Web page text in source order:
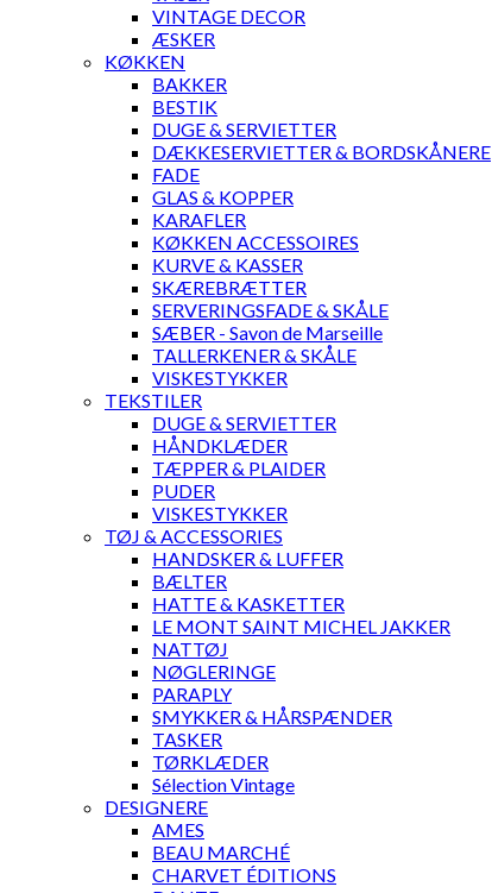
VINTAGE DECOR
ÆSKER
KØKKEN
BAKKER
BESTIK
DUGE & SERVIETTER
DÆKKESERVIETTER & BORDSKÅNERE
FADE
GLAS & KOPPER
KARAFLER
KØKKEN ACCESSOIRES
KURVE & KASSER
SKÆREBRÆTTER
SERVERINGSFADE & SKÅLE
SÆBER - Savon de Marseille
TALLERKENER & SKÅLE
VISKESTYKKER
TEKSTILER
DUGE & SERVIETTER
HÅNDKLÆDER
TÆPPER & PLAIDER
PUDER
VISKESTYKKER
TØJ & ACCESSORIES
HANDSKER & LUFFER
BÆLTER
HATTE & KASKETTER
LE MONT SAINT MICHEL JAKKER
NATTØJ
NØGLERINGE
PARAPLY
SMYKKER & HÅRSPÆNDER
TASKER
TØRKLÆDER
Sélection Vintage
DESIGNERE
AMES
BEAU MARCHÉ
CHARVET ÉDITIONS